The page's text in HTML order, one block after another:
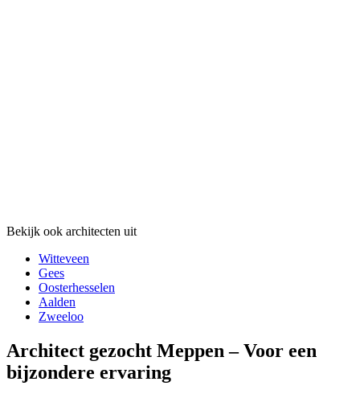
Bekijk ook architecten uit
Witteveen
Gees
Oosterhesselen
Aalden
Zweeloo
Architect gezocht Meppen – Voor een
bijzondere ervaring